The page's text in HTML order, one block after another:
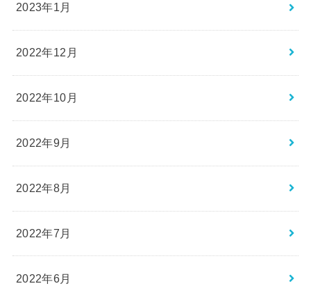
2023年1月
2022年12月
2022年10月
2022年9月
2022年8月
2022年7月
2022年6月